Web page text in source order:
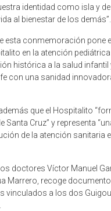
identidad como isla y
al bienestar de los demás”.
esta conmemoración pone
en la atención pediátrica
histórica a la salud infantil
con una sanidad
que el Hospitalito
Santa Cruz” y representa
de la atención sanitaria
doctores Víctor Manuel
Marrero, recoge
vinculados a los dos